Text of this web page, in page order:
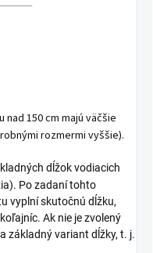
150 cm majú väčšie
rozmermi vyššie).
dĺžok vodiacich
Po zadaní tohto
vyplní skutočnú dĺžku,
Ak nie je zvolený
základný variant dĺžky, t. j.